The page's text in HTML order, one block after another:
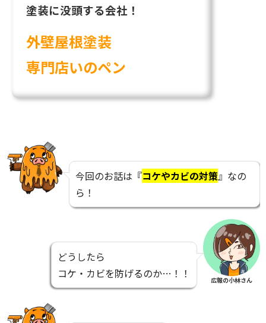
塗装に没頭する会社！
外壁屋根塗装
専門店いのペン
今回のお話は『コケやカビの対策』なの
ら！
どうしたら
コケ・カビを防げるのか…！！
広報の小林さん